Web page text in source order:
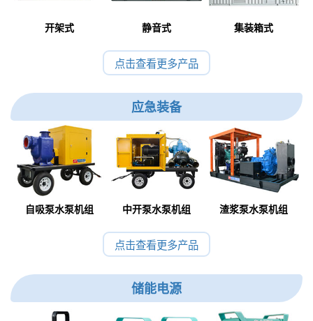
开架式 静音式 集装箱式
点击查看更多产品
应急装备
自吸泵水泵机组 中开泵水泵机组 渣浆泵水泵机组
点击查看更多产品
储能电源